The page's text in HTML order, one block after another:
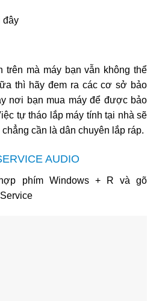
đây
trên mà máy bạn vẫn không thể
thì hãy đem ra các cơ sở bảo
nơi bạn mua máy để được bảo
tự tháo lắp máy tính tại nhà sẽ
cần là dân chuyên lắp ráp.
AUDIO
phím Windows + R và gõ